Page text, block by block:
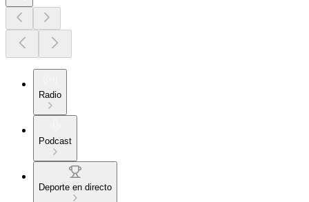
Radio
Podcast
Deporte en directo